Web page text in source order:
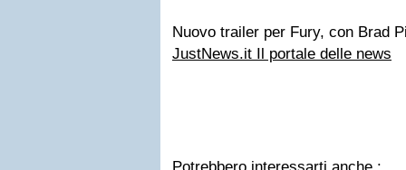
Nuovo trailer per Fury, con Brad
JustNews.it Il portale delle news